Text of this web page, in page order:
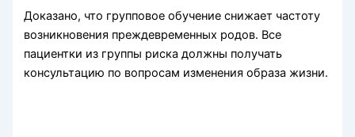
Доказано, что групповое обучение снижает частоту
возникновения преждевременных родов. Все
пациентки из группы риска должны получать
консультацию по вопросам изменения образа жизни.